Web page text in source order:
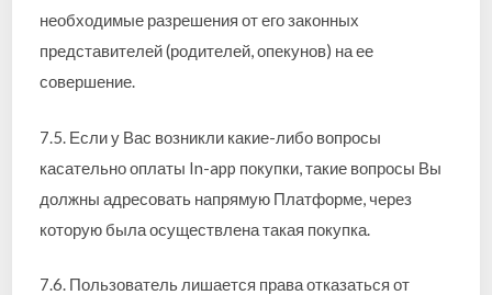
необходимые разрешения от его законных
представителей (родителей, опекунов) на ее
совершение.
7.5. Если у Вас возникли какие-либо вопросы
касательно оплаты In-app покупки, такие вопросы Вы
должны адресовать напрямую Платформе, через
которую была осуществлена такая покупка.
7.6. Пользователь лишается права отказаться от